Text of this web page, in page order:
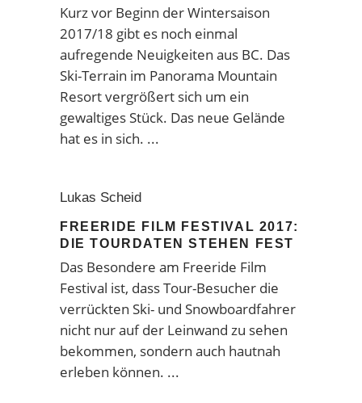
Kurz vor Beginn der Wintersaison
2017/18 gibt es noch einmal
aufregende Neuigkeiten aus BC. Das
Ski-Terrain im Panorama Mountain
Resort vergrößert sich um ein
gewaltiges Stück. Das neue Gelände
hat es in sich.
Lukas Scheid
FREERIDE FILM FESTIVAL 2017:
DIE TOURDATEN STEHEN FEST
Das Besondere am Freeride Film
Festival ist, dass Tour-Besucher die
verrückten Ski- und Snowboardfahrer
nicht nur auf der Leinwand zu sehen
bekommen, sondern auch hautnah
erleben können.